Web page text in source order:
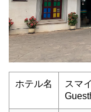
ホテル名
スマ